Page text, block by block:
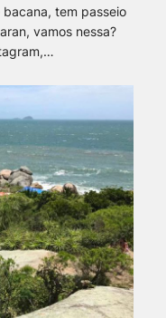
tem passeio
vamos nessa?